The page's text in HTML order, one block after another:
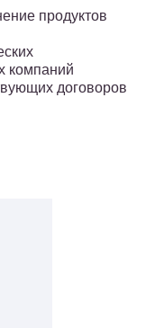
продуктов
компаний
договоров